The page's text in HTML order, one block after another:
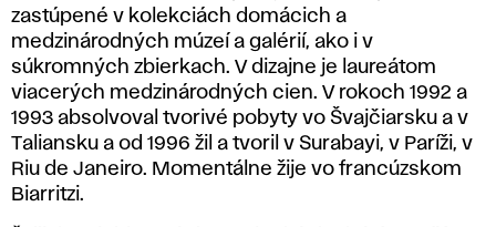
zastúpené v kolekciách domácich a
medzinárodných múzeí a galérií, ako i v
súkromných zbierkach. V dizajne je laureátom
viacerých medzinárodných cien. V rokoch 1992 a
1993 absolvoval tvorivé pobyty vo Švajčiarsku a v
Taliansku a od 1996 žil a tvoril v Surabayi, v Paríži, v
Riu de Janeiro. Momentálne žije vo francúzskom
Biarritzi.